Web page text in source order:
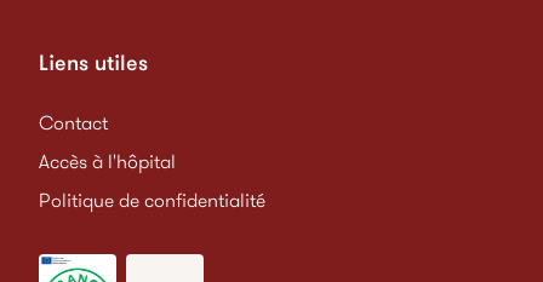
Liens utiles
Contact
Accès à l'hôpital
Politique de confidentialité